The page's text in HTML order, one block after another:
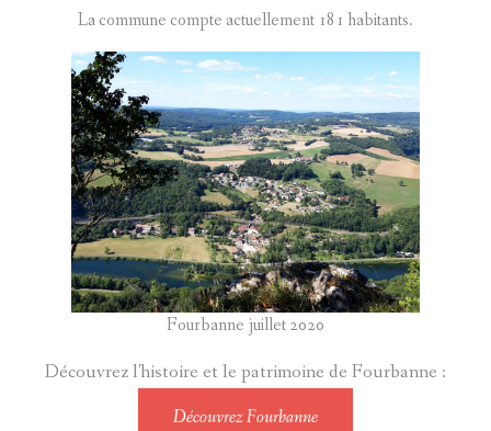
La commune compte actuellement 181 habitants.
Fourbanne juillet 2020
Découvrez l'histoire et le patrimoine de Fourbanne :
Découvrez Fourbanne